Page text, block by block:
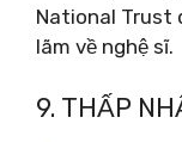
National Trust
lãm về nghệ sĩ.
9. THẤP